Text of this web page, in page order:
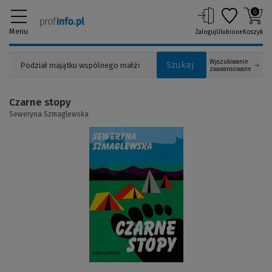
Menu
Szukaj
Wyszukiwanie
zaawansowane
ZalogujUlubione
0
Koszyk
strony)
Czarne stopy
Seweryna Szmaglewska